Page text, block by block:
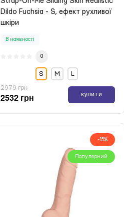
Dildo Fuchsia - S, ефект рухливої
шкіри
В наявності
0
S М L
2979 грн
2532 грн купити
-15%
Популярний